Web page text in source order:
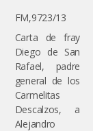
FM,9723/13
Carta de fray
Diego de San
Rafael, padre
general de los
Carmelitas
Descalzos, a
Alejandro